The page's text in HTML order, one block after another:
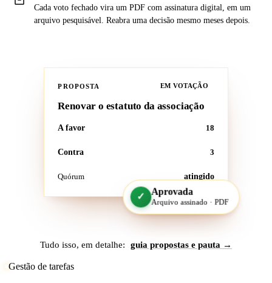
Cada voto fechado vira um PDF com assinatura digital, em um
arquivo pesquisável. Reabra uma decisão mesmo meses depois.
PROPOSTA EM VOTAÇÃO
Renovar o estatuto da associação
A favor 18
Contra 3
Quórum atingido
✓ Aprovada
Arquivo assinado · PDF
Tudo isso, em detalhe: guia propostas e pauta →
Gestão de tarefas